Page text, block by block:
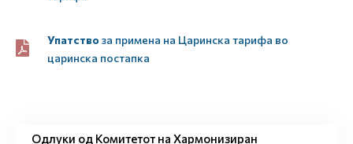
Упатство за примена на Царинска тарифа во
царинска постапка
Одлуки од Комитетот на Хармонизиран